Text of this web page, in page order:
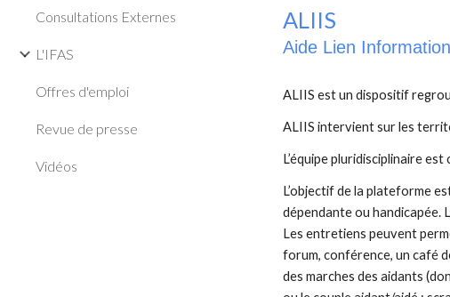
Consultations Externes
L'IFAS
Offres d'emploi
Revue de presse
Vidéos
ALIIS
Aide Lien
ALIIS est un dispositif
ALIIS intervient sur les
L’équipe pluridisciplinaire
L’objectif de la plateforme
dépendante ou handicapée.
Les entretiens peuvent
forum, conférence, un café
des marches des aidants